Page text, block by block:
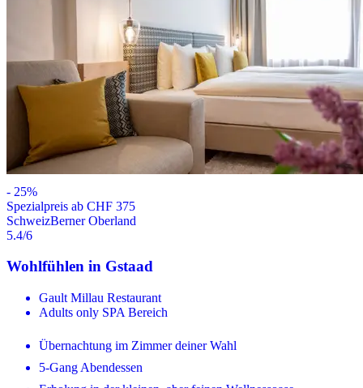
- 25%
Spezialpreis ab CHF 375
SchweizBerner Oberland
5.4/6
Wohlfühlen in Gstaad
Gault Millau Restaurant
Adults only SPA Bereich
Übernachtung im Zimmer deiner Wahl
5-Gang Abendessen